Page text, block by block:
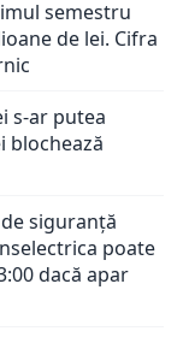
semestru
de lei. Cifra
s-ar putea
blochează
siguranță
poate
dacă apar